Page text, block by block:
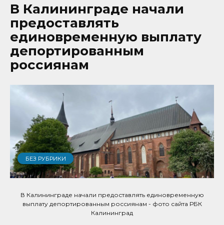
В Калининграде начали
предоставлять
единовременную выплату
депортированным
россиянам
БЕЗ РУБРИКИ
В Калининграде начали предоставлять единовременную
выплату депортированным россиянам - фото сайта РБК
Калининград